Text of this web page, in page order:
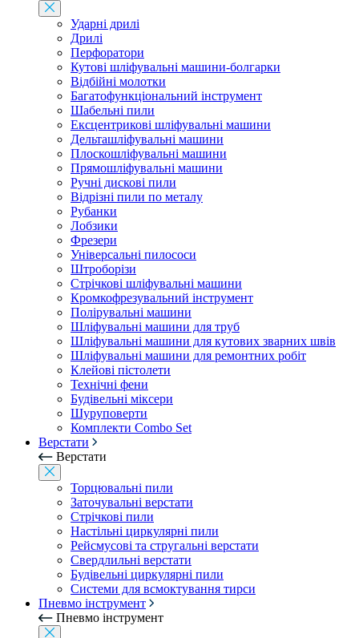
Ударні дрилі
Дрилі
Перфоратори
Кутові шліфувальні машини-болгарки
Відбійні молотки
Багатофункціональний інструмент
Шабельні пили
Ексцентрикові шліфувальні машини
Дельташліфувальні машини
Плоскошліфувальні машини
Прямошліфувальні машини
Ручні дискові пили
Відрізні пили по металу
Рубанки
Лобзики
Фрезери
Універсальні пилососи
Штроборізи
Стрічкові шліфувальні машини
Кромкофрезувальний інструмент
Полірувальні машини
Шліфувальні машини для труб
Шліфувальні машини для кутових зварних швів
Шліфувальні машини для ремонтних робіт
Клейові пістолети
Технічні фени
Будівельні міксери
Шуруповерти
Комплекти Combo Set
Верстати
Верстати
Торцювальні пили
Заточувальні верстати
Стрічкові пили
Настільні циркулярні пили
Рейсмусові та стругальні верстати
Свердлильні верстати
Будівельні циркулярні пили
Системи для всмоктування тирси
Пневмо інструмент
Пневмо інструмент